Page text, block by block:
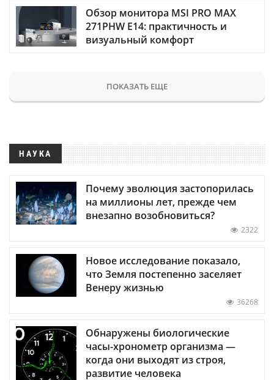
Обзор монитора MSI PRO MAX
271PHW E14: практичность и
визуальный комфорт
ПОКАЗАТЬ ЕЩЕ
НАУКА
Почему эволюция застопорилась
на миллионы лет, прежде чем
внезапно возобновиться?
2322
Новое исследование показало,
что Земля постепенно заселяет
Венеру жизнью
36268
Обнаружены биологические
часы-хронометр организма —
когда они выходят из строя,
развитие человека